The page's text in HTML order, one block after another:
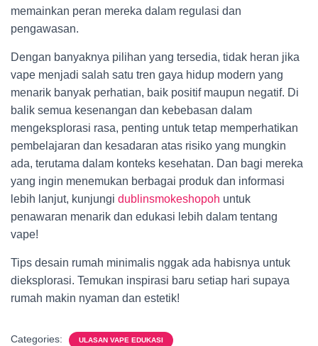
memainkan peran mereka dalam regulasi dan
pengawasan.
Dengan banyaknya pilihan yang tersedia, tidak heran jika
vape menjadi salah satu tren gaya hidup modern yang
menarik banyak perhatian, baik positif maupun negatif. Di
balik semua kesenangan dan kebebasan dalam
mengeksplorasi rasa, penting untuk tetap memperhatikan
pembelajaran dan kesadaran atas risiko yang mungkin
ada, terutama dalam konteks kesehatan. Dan bagi mereka
yang ingin menemukan berbagai produk dan informasi
lebih lanjut, kunjungi dublinsmokeshopoh untuk
penawaran menarik dan edukasi lebih dalam tentang
vape!
Tips desain rumah minimalis nggak ada habisnya untuk
dieksplorasi. Temukan inspirasi baru setiap hari supaya
rumah makin nyaman dan estetik!
Categories: ULASAN VAPE EDUKASI